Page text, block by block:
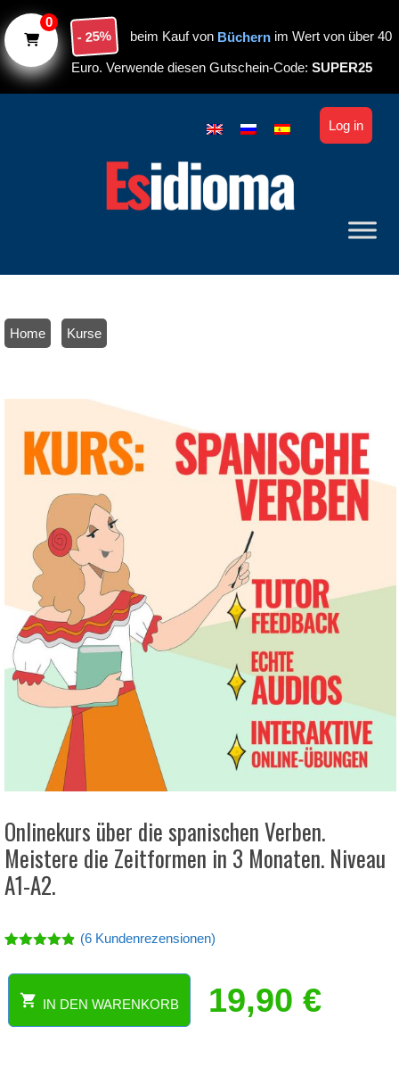
- 25% beim Kauf von Büchern im Wert von über 40
Euro. Verwende diesen Gutschein-Code: SUPER25
Log in
Home
Kurse
Onlinekurs über die spanischen Verben.
Meistere die Zeitformen in 3 Monaten. Niveau
А1-А2.
mit4.83
basierend
Kundenbew
(6 Kundenrezensionen)
Onlinekurs
über
IN DEN WARENKORB 19,90 €
0